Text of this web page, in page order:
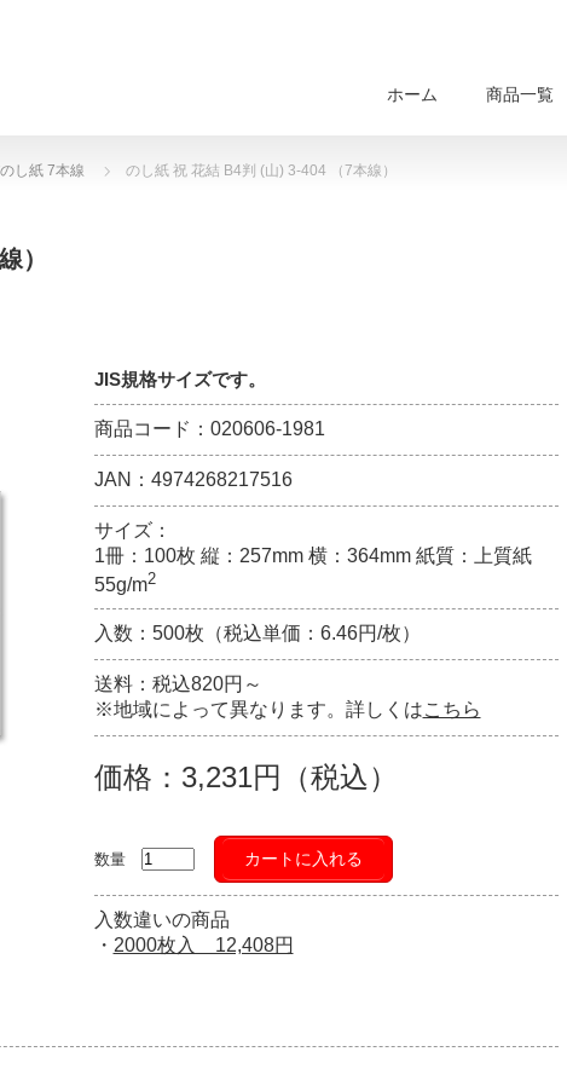
ホーム 商品一覧
し紙 7本線 のし紙 祝 花結 B4判 (山) 3-404 （7本線）
）
JIS規格サイズです。
商品コード：020606-1981
JAN：4974268217516
サイズ：
1冊：100枚 縦：257mm 横：364mm 紙質：上質紙
55g/m2
入数：500枚（税込単価：6.46円/枚）
送料：税込820円～
※地域によって異なります。詳しくはこちら
価格：3,231円（税込）
数量 カートに入れる
入数違いの商品
・ 2000枚入 12,408円